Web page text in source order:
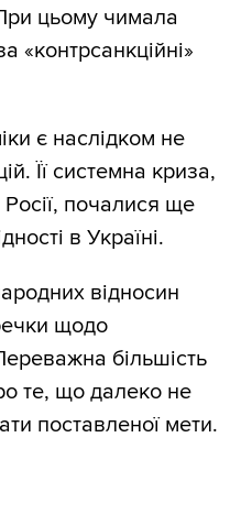
цьому чимала
«контрсанкційні»
є наслідком не
Її системна криза,
Росії, почалися ще
в Україні.
відносин
щодо
більшість
те, що далеко не
поставленої мети.